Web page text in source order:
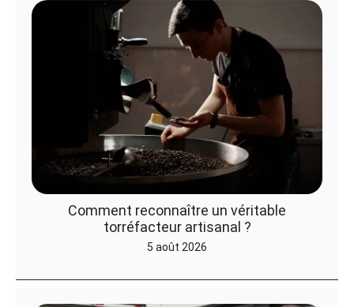
Comment reconnaître un véritable
torréfacteur artisanal ?
5 août 2026